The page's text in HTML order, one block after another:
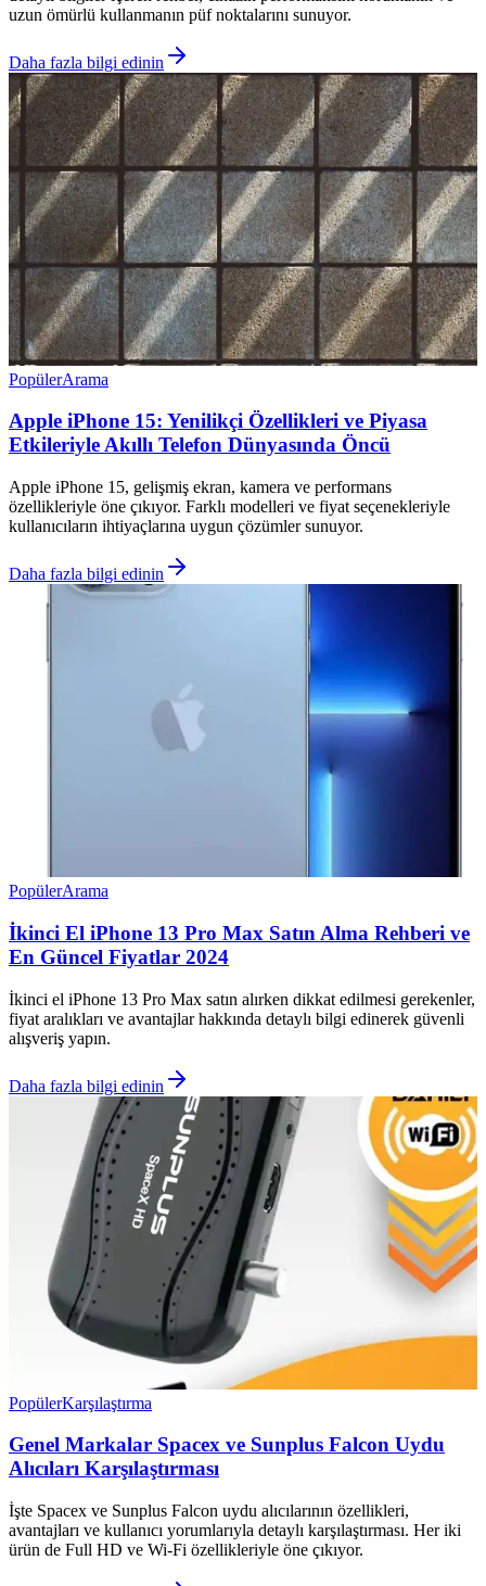
uzun ömürlü kullanmanın püf noktalarını sunuyor.
Daha fazla bilgi edinin
PopülerArama
Apple iPhone 15: Yenilikçi Özellikleri ve Piyasa
Etkileriyle Akıllı Telefon Dünyasında Öncü
Apple iPhone 15, gelişmiş ekran, kamera ve performans
özellikleriyle öne çıkıyor. Farklı modelleri ve fiyat seçenekleriyle
kullanıcıların ihtiyaçlarına uygun çözümler sunuyor.
Daha fazla bilgi edinin
PopülerArama
İkinci El iPhone 13 Pro Max Satın Alma Rehberi ve
En Güncel Fiyatlar 2024
İkinci el iPhone 13 Pro Max satın alırken dikkat edilmesi gerekenler,
fiyat aralıkları ve avantajlar hakkında detaylı bilgi edinerek güvenli
alışveriş yapın.
Daha fazla bilgi edinin
PopülerKarşılaştırma
Genel Markalar Spacex ve Sunplus Falcon Uydu
Alıcıları Karşılaştırması
İşte Spacex ve Sunplus Falcon uydu alıcılarının özellikleri,
avantajları ve kullanıcı yorumlarıyla detaylı karşılaştırması. Her iki
ürün de Full HD ve Wi-Fi özellikleriyle öne çıkıyor.